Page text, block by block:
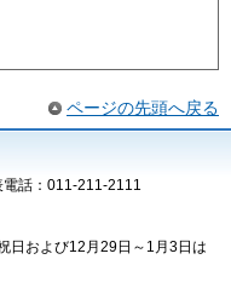
ページの先頭へ戻る
電話：011-211-2111
日および12月29日～1月3日は